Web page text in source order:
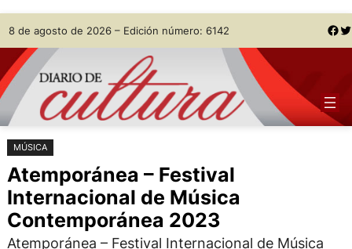
Saltar
al
contenido
Skip
to
content
8 de agosto de 2026 – Edición número: 6142 Facebook Twitter
MÚSICA
Atemporánea – Festival
Internacional de Música
Contemporánea 2023
Atemporánea – Festival Internacional de Música